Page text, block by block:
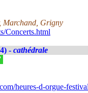
Marchand, Grigny
Concerts.html
- cathédrale
heures-d-orgue-